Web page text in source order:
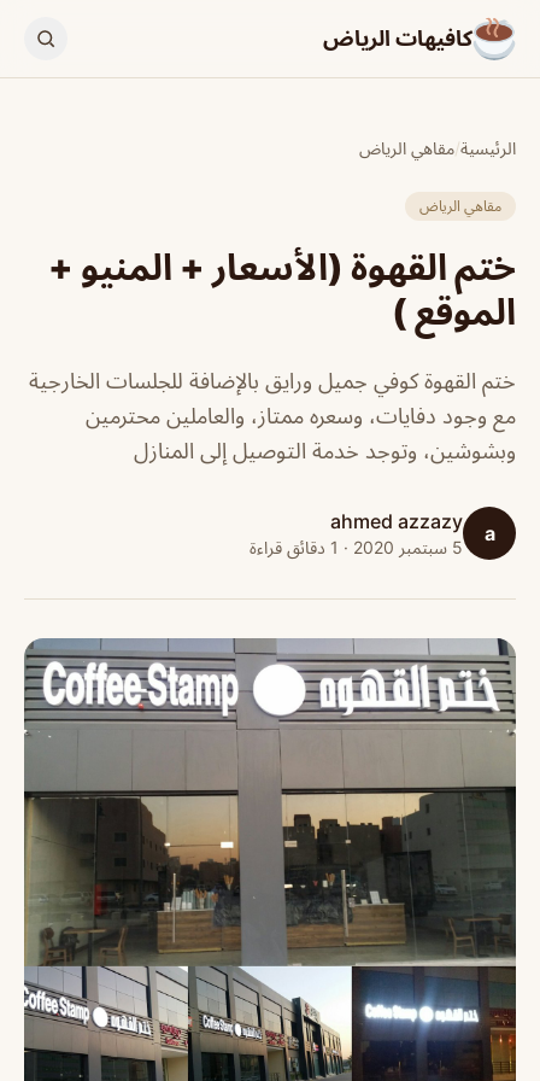
كافيهات الرياض
الرئيسية/مقاهي الرياض
مقاهي الرياض
ختم القهوة (الأسعار + المنيو +
الموقع )
ختم القهوة كوفي جميل ورايق بالإضافة للجلسات الخارجية
مع وجود دفايات، وسعره ممتاز، والعاملين محترمين
وبشوشين، وتوجد خدمة التوصيل إلى المنازل
a
ahmed azzazy
5 سبتمبر 2020 · 1 دقائق قراءة